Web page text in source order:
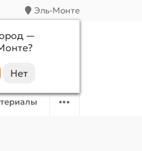
Эль-Монте
—
?